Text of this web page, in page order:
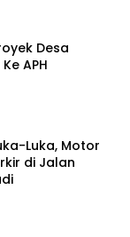
Desa
APH
Luka, Motor
di Jalan